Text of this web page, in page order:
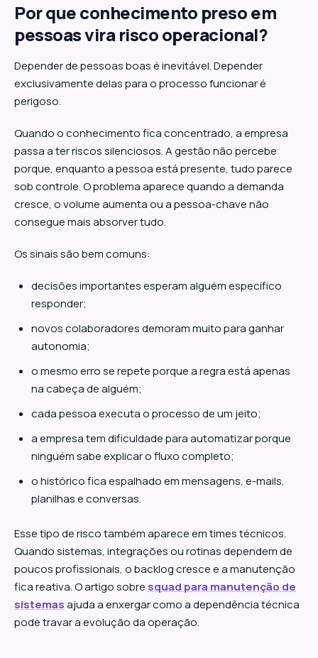
Por que conhecimento preso em
pessoas vira risco operacional?
Depender de pessoas boas é inevitável. Depender
exclusivamente delas para o processo funcionar é
perigoso.
Quando o conhecimento fica concentrado, a empresa
passa a ter riscos silenciosos. A gestão não percebe
porque, enquanto a pessoa está presente, tudo parece
sob controle. O problema aparece quando a demanda
cresce, o volume aumenta ou a pessoa-chave não
consegue mais absorver tudo.
Os sinais são bem comuns:
decisões importantes esperam alguém específico
responder;
novos colaboradores demoram muito para ganhar
autonomia;
o mesmo erro se repete porque a regra está apenas
na cabeça de alguém;
cada pessoa executa o processo de um jeito;
a empresa tem dificuldade para automatizar porque
ninguém sabe explicar o fluxo completo;
o histórico fica espalhado em mensagens, e-mails,
planilhas e conversas.
Esse tipo de risco também aparece em times técnicos.
Quando sistemas, integrações ou rotinas dependem de
poucos profissionais, o backlog cresce e a manutenção
fica reativa. O artigo sobre squad para manutenção de
sistemasajuda a enxergar como a dependência técnica
pode travar a evolução da operação.